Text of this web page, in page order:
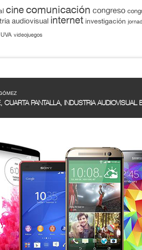
cinecomunicación congreso
audiovisual internet investigación
UVA videojuegos
PANTALLA, INDUSTRIA AUDIOVISUAL